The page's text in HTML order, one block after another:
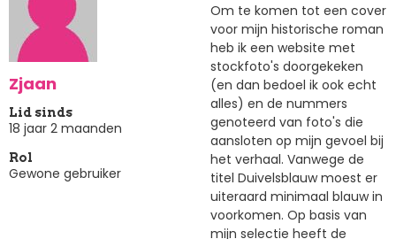
Zjaan
Lid sinds
18 jaar 2 maanden
Rol
Gewone gebruiker
Om te komen tot een cover
voor mijn historische roman
heb ik een website met
stockfoto's doorgekeken
(en dan bedoel ik ook echt
alles) en de nummers
genoteerd van foto's die
aansloten op mijn gevoel bij
het verhaal. Vanwege de
titel Duivelsblauw moest er
uiteraard minimaal blauw in
voorkomen. Op basis van
mijn selectie heeft de